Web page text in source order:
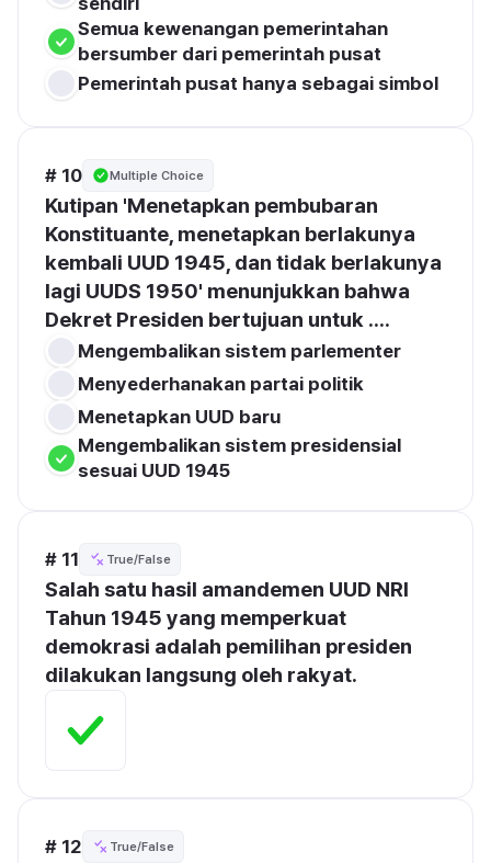
Semua kewenangan pemerintahan
bersumber dari pemerintah pusat
Pemerintah pusat hanya sebagai simbol
# 10 Multiple Choice
Kutipan 'Menetapkan pembubaran
Konstituante, menetapkan berlakunya
kembali UUD 1945, dan tidak berlakunya
lagi UUDS 1950' menunjukkan bahwa
Dekret Presiden bertujuan untuk ....
Mengembalikan sistem parlementer
Menyederhanakan partai politik
Menetapkan UUD baru
Mengembalikan sistem presidensial
sesuai UUD 1945
# 11 True/False
Salah satu hasil amandemen UUD NRI
Tahun 1945 yang memperkuat
demokrasi adalah pemilihan presiden
dilakukan langsung oleh rakyat.
# 12 True/False